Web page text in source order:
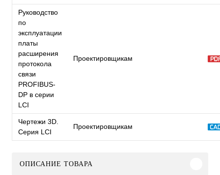
Руководство
по
эксплуатации
платы
расширения
протокола
связи
PROFIBUS-
DP в серии
LCI
Проектировщикам
Чертежи 3D.
Серия LCI
Проектировщикам
ОПИСАНИЕ ТОВАРА